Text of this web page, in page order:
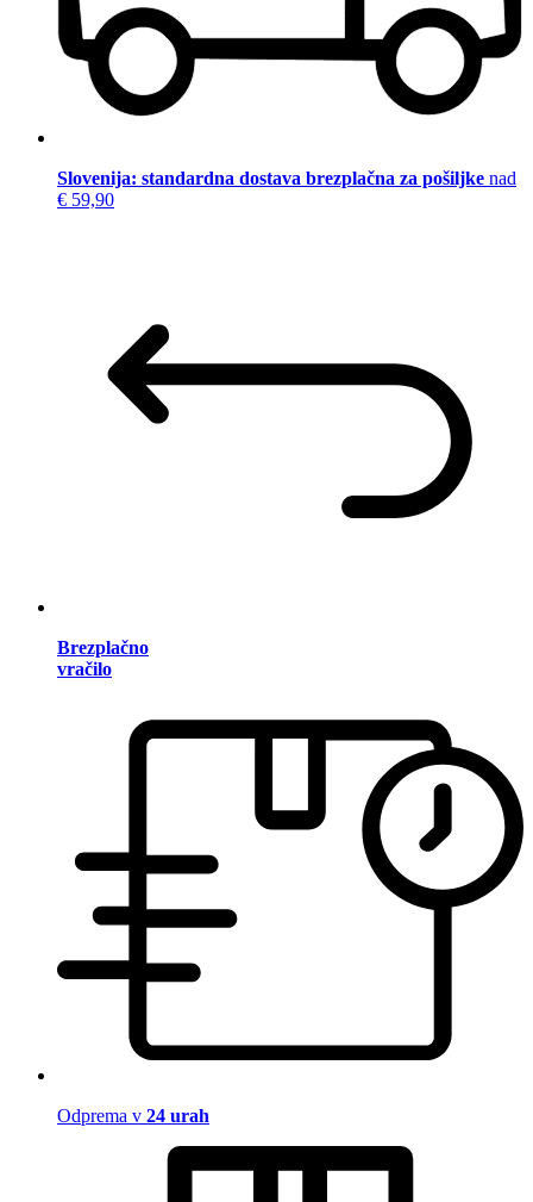
Slovenija: standardna dostava brezplačna za pošiljke nad
€ 59,90
Brezplačno
vračilo
Odprema v 24 urah